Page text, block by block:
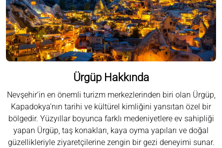
Ürgüp Hakkında
Nevşehir’in en önemli turizm merkezlerinden biri olan Ürgüp,
Kapadokya’nın tarihi ve kültürel kimliğini yansıtan özel bir
bölgedir. Yüzyıllar boyunca farklı medeniyetlere ev sahipliği
yapan Ürgüp, taş konakları, kaya oyma yapıları ve doğal
güzellikleriyle ziyaretçilerine zengin bir gezi deneyimi sunar.